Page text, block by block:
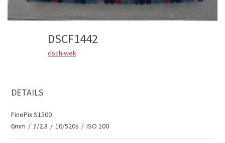
DSCF1442
dschiwek
DETAILS
FinePix S1500
6mm / ƒ/2.8 / 10/520s / ISO 100